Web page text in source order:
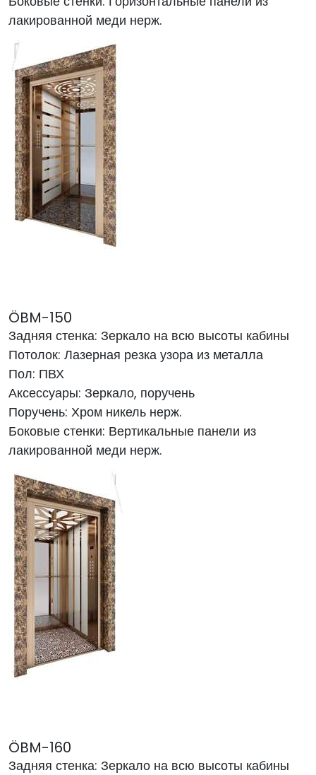
лакированной меди нерж.
ÖBM-150
Задняя стенка: Зеркало на всю высоты кабины
Потолок: Лазерная резка узора из металла
Пол: ПВХ
Аксессуары: Зеркало, поручень
Поручень: Хром никель нерж.
Боковые стенки: Вертикальные панели из
лакированной меди нерж.
ÖBM-160
Задняя стенка: Зеркало на всю высоты кабины